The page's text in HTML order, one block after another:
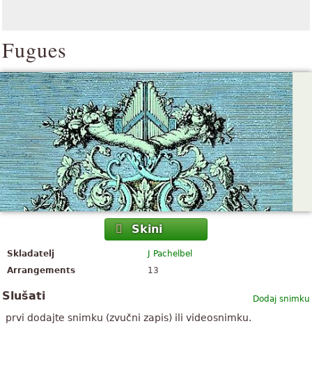
Fugues
Skini
Skladatelj
J Pachelbel
Arrangements
13
Dodaj snimku
Slušati
prvi dodajte snimku (zvučni zapis) ili videosnimku.